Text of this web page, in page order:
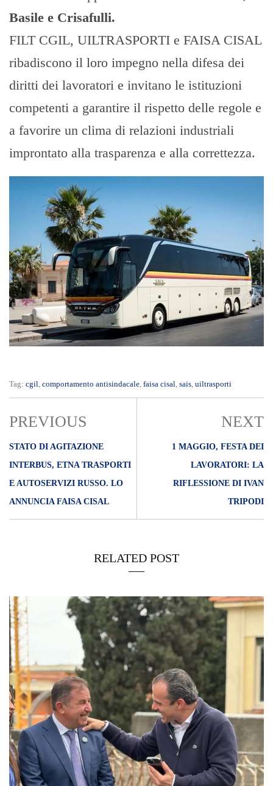
Basile e Crisafulli.
FILT CGIL, UILTRASPORTI e FAISA CISAL
ribadiscono il loro impegno nella difesa dei
diritti dei lavoratori e invitano le istituzioni
competenti a garantire il rispetto delle regole e
a favorire un clima di relazioni industriali
improntato alla trasparenza e alla correttezza.
Tag: cgil comportamento antisindacale faisa cisal sais uiltrasporti
PREVIOUS
STATO DI AGITAZIONE
INTERBUS, ETNA TRASPORTI
E AUTOSERVIZI RUSSO. LO
ANNUNCIA FAISA CISAL
NEXT
1 MAGGIO, FESTA DEI
LAVORATORI: LA
RIFLESSIONE DI IVAN
TRIPODI
RELATED POST